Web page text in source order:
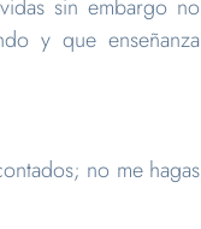
sin embargo no
y que enseñanza
no me hagas